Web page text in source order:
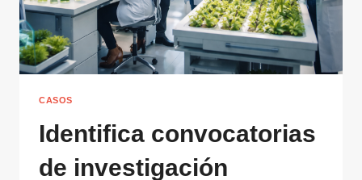
CASOS
Identifica convocatorias
de investigación